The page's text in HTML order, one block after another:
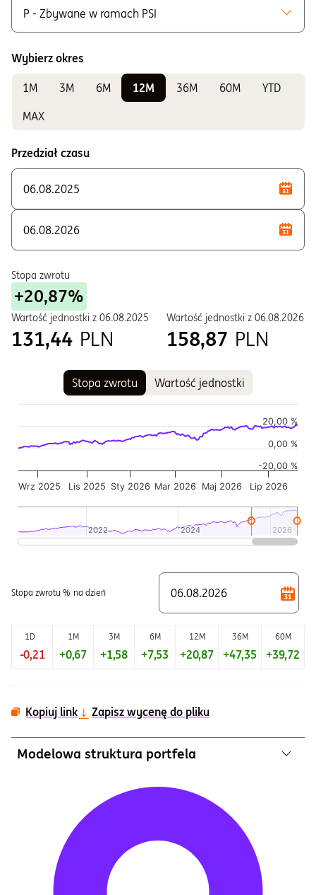
P - Zbywane w ramach PSI
Do sprawdzania wyników
P - Zbywane w ramach PSI
U - Dla klientów instytucjonalnych
Wybierz okres
1M 3M 6M 12M 36M 60M
YTD
MAX
Przedział czasu
Stopa zwrotu
+20,87%
Wartość jednostki z 06.08.2025
131,44 PLN
Wartość jednostki z 06.08.2026
158,87 PLN
Stopa zwrotu Wartość jednostki
Wykres pokazuje historię wartości jednostki funduszu
Wykres ma 2 osi X wyświetlające Czas, i Czas.
Wykres ma 2 osi Y wyświetlające Wartość jednostki w
Sty 2026
Wrz 2025 Lis 2025 Mar 2026 Maj 2026 Lip 2026
2022
2022 2024
2024 2026
2026
0,00 %
-20,00 %
20,00 %
Stopa zwrotu % na dzień
1D 1M 3M 6M 12M 36M 60M
-0,21 +0,67 +1,58 +7,53 +20,87 +47,35 +39,72
Kopiuj link Zapisz wycenę do pliku
Modelowa struktura portfela